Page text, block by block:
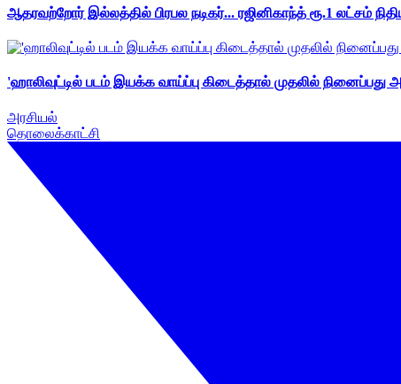
ஆதரவற்றோர் இல்லத்தில் பிரபல நடிகர்... ரஜினிகாந்த் ரூ.1 லட்சம்
'ஹாலிவுட்டில் படம் இயக்க வாய்ப்பு கிடைத்தால் முதலில்
அரசியல்
தொலைக்காட்சி